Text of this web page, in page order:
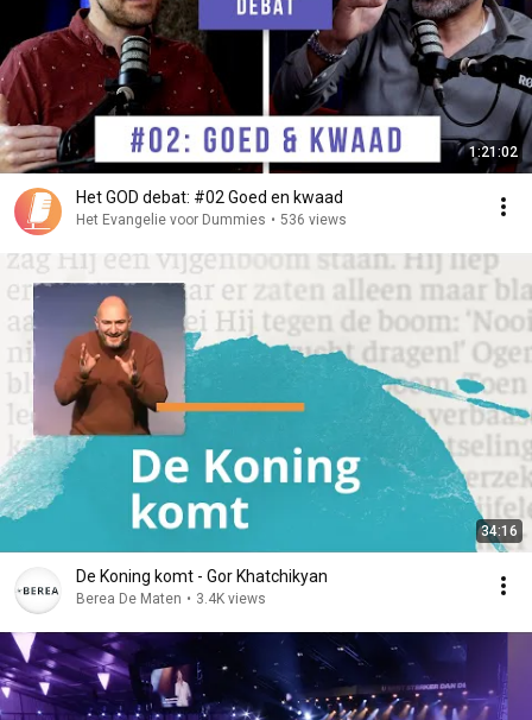
1:21:02
Het GOD debat: #02 Goed en kwaad
Het Evangelie voor Dummies • 536 views
34:16
De Koning komt - Gor Khatchikyan
Berea De Maten • 3.4K views